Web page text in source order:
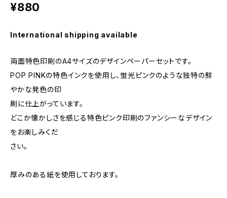
¥880
International shipping available
両面特色印刷のA4サイズのデザインペーパーセットです。
POP PINKの特色インクを使用し、蛍光ピンクのような独特の鮮
やかな発色の印
刷に仕上がっています。
どこか懐かしさを感じる特色ピンク印刷のファンシーなデザイン
をお楽しみくだ
さい。
厚みのある紙を使用しております。